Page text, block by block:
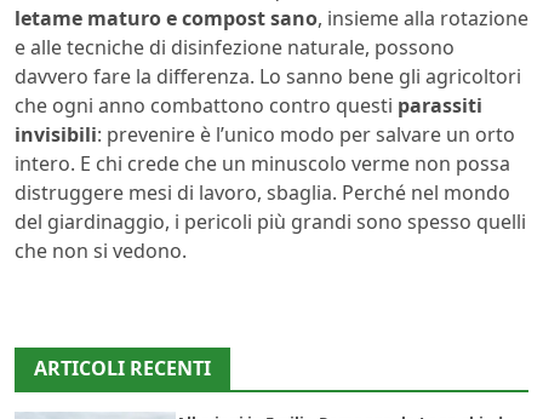
letame maturo e compost sano, insieme alla rotazione
e alle tecniche di disinfezione naturale, possono
davvero fare la differenza. Lo sanno bene gli agricoltori
che ogni anno combattono contro questi parassiti
invisibili: prevenire è l’unico modo per salvare un orto
intero. E chi crede che un minuscolo verme non possa
distruggere mesi di lavoro, sbaglia. Perché nel mondo
del giardinaggio, i pericoli più grandi sono spesso quelli
che non si vedono.
ARTICOLI RECENTI